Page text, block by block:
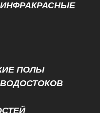
ПОЛЫ